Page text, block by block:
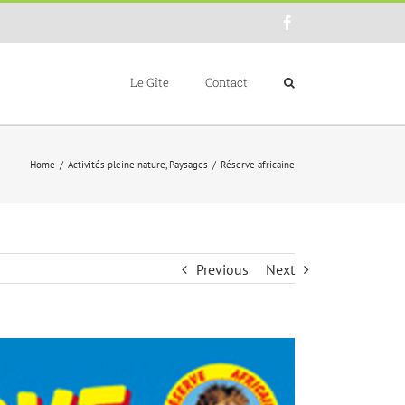
Le Gîte Contact
Home / Activités pleine nature Paysages / Réserve africaine
Previous Next